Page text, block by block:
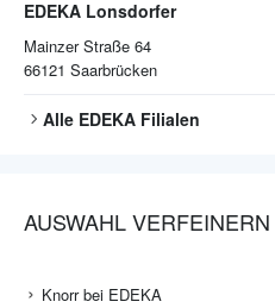
EDEKA Lonsdorfer
Mainzer Straße 64
66121 Saarbrücken
Alle EDEKA Filialen
AUSWAHL VERFEINERN
Knorr bei EDEKA